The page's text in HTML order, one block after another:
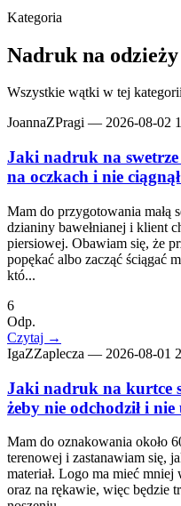
Kategoria
Nadruk na odzieży
Wszystkie wątki w tej
JoannaZPragi — 2026-08-02
Jaki nadruk na swetrze
na oczkach i nie
Mam do przygotowania małą
dzianiny bawełnianej i klient
piersiowej. Obawiam się, że
popękać albo zacząć ściągać
któ...
6
Odp.
Czytaj →
IgaZZaplecza — 2026-08-01
Jaki nadruk na kurtce
żeby nie odchodził i nie
Mam do oznakowania około
terenowej i zastanawiam się,
materiał. Logo ma mieć
oraz na rękawie, więc będzie